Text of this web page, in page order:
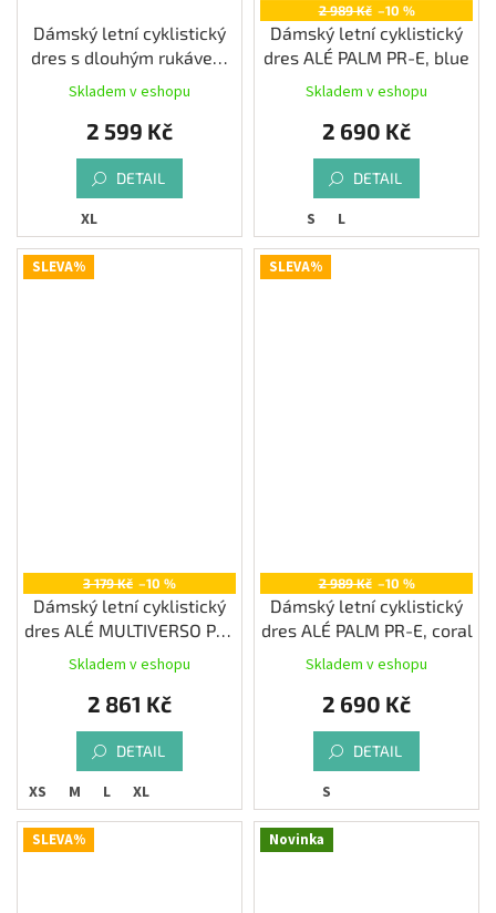
Dámský letní cyklistický
dres s dlouhým rukávem
ALÉ COLOR BLOCK
PRAGMA, stone
Skladem v eshopu
2 599 Kč
DETAIL
XL
2 989 Kč –10 %
Dámský letní cyklistický
dres ALÉ PALM PR-E, blue
Skladem v eshopu
2 690 Kč
DETAIL
S L
SLEVA%
3 179 Kč –10 %
Dámský letní cyklistický
dres ALÉ MULTIVERSO PR-
E, bossanova
Skladem v eshopu
2 861 Kč
DETAIL
XS M L XL
SLEVA%
2 989 Kč –10 %
Dámský letní cyklistický
dres ALÉ PALM PR-E, coral
Skladem v eshopu
2 690 Kč
DETAIL
S
SLEVA% Novinka